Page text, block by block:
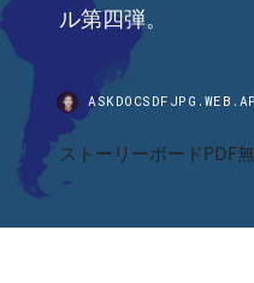
ル第四弾。
ストーリーボードPDF